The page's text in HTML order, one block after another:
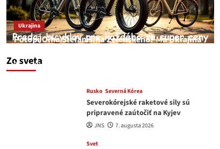
Zo sveta
Ukrajina
Potopí Oľha Stefanišina Zelenského? Má Ukrajina
JNS
Rusko Severná Kórea
Severokórejské raketové sily sú
pripravené zaútočiť na Kyjev
JNS 7. augusta 2026
Svet